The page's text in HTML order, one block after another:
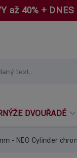
až 40% +
DVOUŘADÉ
- NEO Cylinder